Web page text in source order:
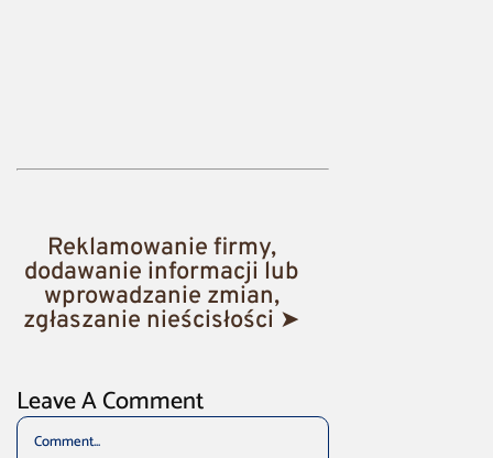
Reklamowanie firmy,
dodawanie informacji lub
wprowadzanie zmian,
zgłaszanie nieścisłości ➤
Leave A Comment
Comment